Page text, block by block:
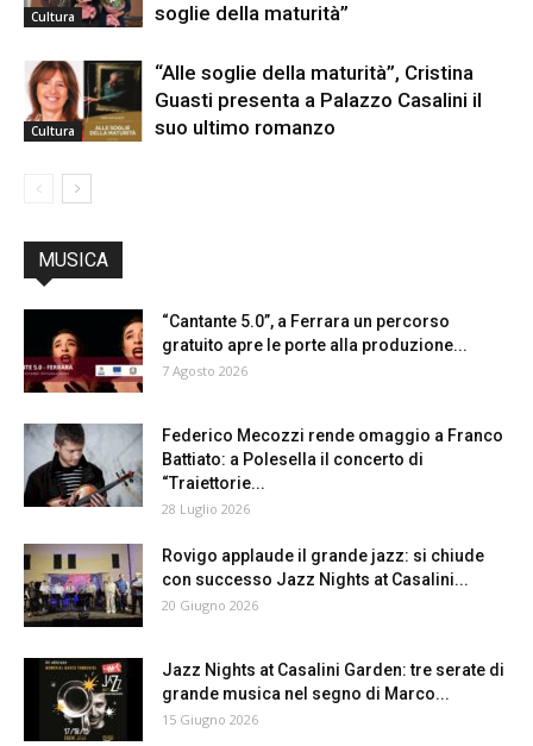
Cultura
soglie della maturità”
Cultura
“Alle soglie della maturità”, Cristina
Guasti presenta a Palazzo Casalini il
suo ultimo romanzo
MUSICA
“Cantante 5.0”, a Ferrara un percorso
gratuito apre le porte alla produzione...
7 Agosto 2026
Federico Mecozzi rende omaggio a Franco
Battiato: a Polesella il concerto di
“Traiettorie...
28 Luglio 2026
Rovigo applaude il grande jazz: si chiude
con successo Jazz Nights at Casalini...
20 Giugno 2026
Jazz Nights at Casalini Garden: tre serate di
grande musica nel segno di Marco...
15 Giugno 2026